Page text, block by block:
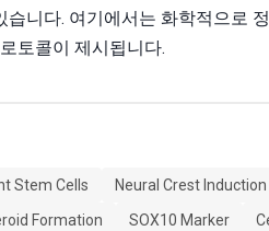
니다. 여기에서는 화학적으로
토콜이 제시됩니다.
Stem Cells Neural Crest Induction
Formation SOX10 Marker